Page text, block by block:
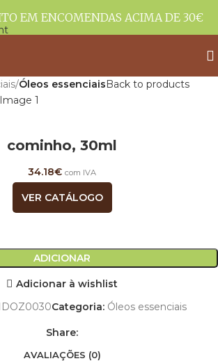
EM ENCOMENDAS ACIMA DE 30€
Óleos essenciaisBack to products
cominho, 30ml
34.18€ com IVA
VER CATÁLOGO
ADICIONAR
Adicionar à wishlist
Categoria: Óleos essenciais
Share:
AVALIAÇÕES (0)